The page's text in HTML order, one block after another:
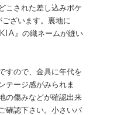
こされた差し込みポケ
ざいます。裏地に
』の織ネームが縫い
すので、金具に年代を
テージ感がみられま
の傷みなどが確認出来
確認下さい。小さいバ